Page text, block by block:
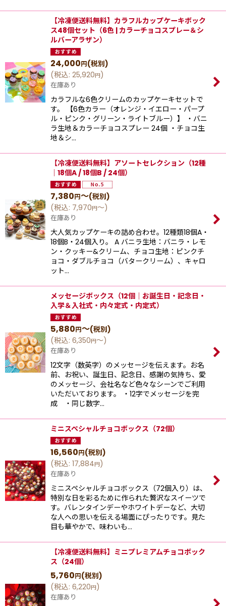
【冷凍便送料無料】カラフルカップケーキボック
ス48個セット（6色 | カラーチョコスプレー＆シ
ルバーアラザン）
24,000円(税別)
(税込: 25,920円)
在庫あり
カラフルな6色クリームのカップケーキセットで
す。 【6色カラー（オレンジ・イエロー・パープ
ル・ピンク・グリーン・ライトブルー）】 ・バニ
ラ生地＆カラーチョコスプレー 24個 ・チョコ生
地＆シ…
【冷凍便送料無料】アソートセレクション（12種
｜18個A / 18個B / 24個）
7,380円～(税別)
(税込: 7,970円～)
在庫あり
大人気カップケーキの詰め合わせ。12種類18個A・
18個B・24個入り。 A バニラ生地：バニラ・レモ
ン・クッキー&クリーム、チョコ生地：ピンクチ
ョコ・ダブルチョコ（バタークリーム）、キャロ
ット…
メッセージボックス（12個｜お誕生日・記念日・
入学＆入社式・内々定式・内定式）
5,880円～(税別)
(税込: 6,350円～)
在庫あり
12文字（数英字）のメッセージを伝えます。お名
前、お祝い、誕生日、記念日、感謝の気持ち、愛
のメッセージ、会社名など色々なシーンでご利用
いただいております。 ・12字でメッセージを完
成 ・同じ数字…
ミニスペシャルチョコボックス（72個）
16,560円(税別)
(税込: 17,884円)
在庫あり
ミニスペシャルチョコボックス（72個入り）は、
特別な日を彩るために作られた贅沢なスイーツで
す。バレンタインデーやホワイトデーなど、大切
な人への思いを伝える場面にぴったりです。見た
目も華やかで、味わいも…
【冷凍便送料無料】ミニプレミアムチョコボック
ス（24個）
5,760円(税別)
(税込: 6,220円)
在庫あり